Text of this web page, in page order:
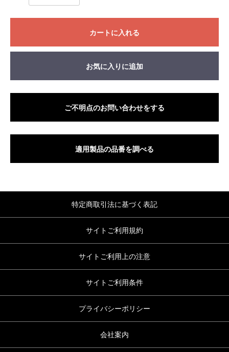
カートに入れる
お気に入りに追加
ご不明点のお問い合わせをする
適用製品の品番を調べる
特定商取引法に基づく表記
サイトご利用規約
サイトご利用上の注意
サイトご利用条件
プライバシーポリシー
会社案内